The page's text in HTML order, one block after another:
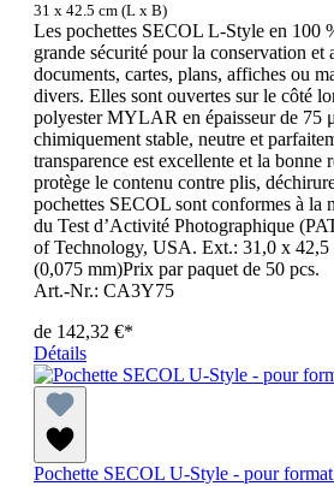
31 x 42.5 cm (L x B)
Les pochettes SECOL L-Style en 100
grande sécurité pour la conservation et
documents, cartes, plans, affiches ou
divers. Elles sont ouvertes sur le côté
polyester MYLAR en épaisseur de 75
chimiquement stable, neutre et
transparence est excellente et la bonne
protège le contenu contre plis,
pochettes SECOL sont conformes à
du Test d’Activité Photographique
of Technology, USA. Ext.: 31,0 x 42,5
(0,075 mm)Prix par paquet de 50 pcs.
Art.-Nr.: CA3Y75
de 142,32 €*
Détails
Pochette SECOL U-Style - pour